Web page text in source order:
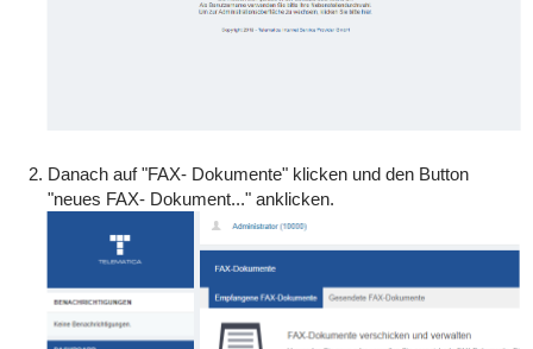
Danach auf "FAX- Dokumente" klicken und den Button
"neues FAX- Dokument..." anklicken.